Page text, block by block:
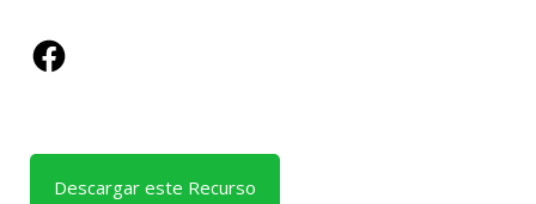
Facebook
Descargar este Recurso